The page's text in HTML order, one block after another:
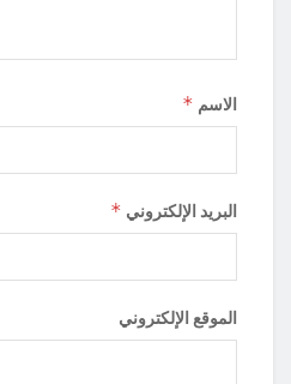
الاسم *
البريد الإلكتروني *
الموقع الإلكتروني